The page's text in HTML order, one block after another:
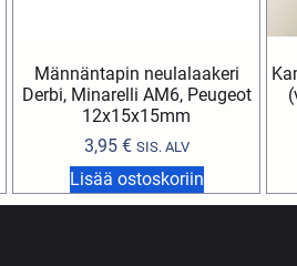
Männäntapin neulalaakeri
Derbi, Minarelli AM6, Peugeot
12x15x15mm
3,95 € SIS. ALV
Lisää ostoskoriin